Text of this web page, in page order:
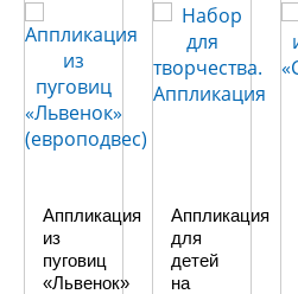
Аппликация
из
пуговиц
«Львенок»
Аппликация
для
детей
на